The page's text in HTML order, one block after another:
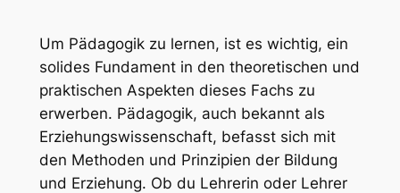
Um Pädagogik zu lernen, ist es wichtig, ein
solides Fundament in den theoretischen und
praktischen Aspekten dieses Fachs zu
erwerben. Pädagogik, auch bekannt als
Erziehungswissenschaft, befasst sich mit
den Methoden und Prinzipien der Bildung
und Erziehung. Ob du Lehrerin oder Lehrer